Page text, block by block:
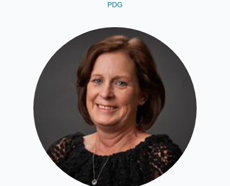
PDG